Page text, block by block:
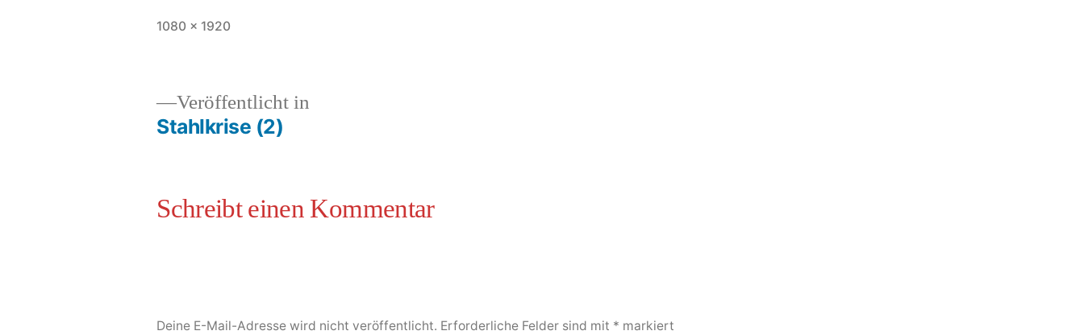
1080 × 1920
Veröffentlicht in
Stahlkrise (2)
Deine E-Mail-Adresse wird nicht veröffentlicht. Erforderliche Felder sind mit * markiert